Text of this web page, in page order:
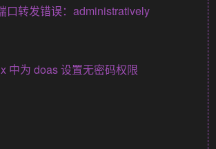
口转发错误：administratively
中为 doas 设置无密码权限